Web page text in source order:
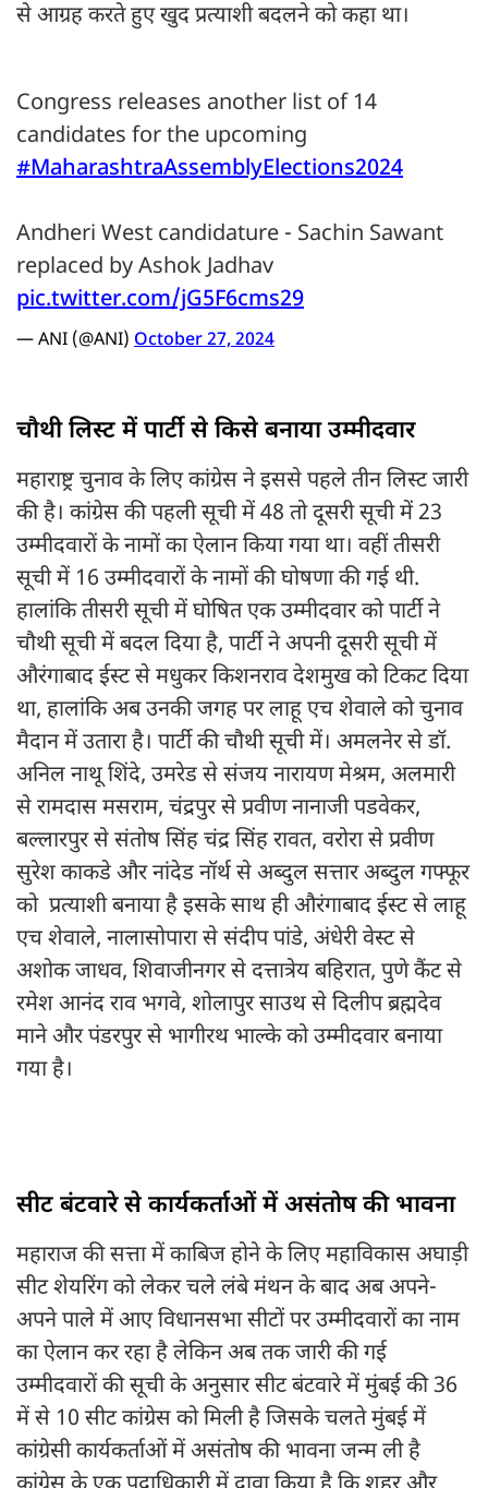
से आग्रह करते हुए खुद प्रत्याशी बदलने को कहा था।
Congress releases another list of 14
candidates for the upcoming
#MaharashtraAssemblyElections2024
Andheri West candidature - Sachin Sawant
replaced by Ashok Jadhav
pic.twitter.com/jG5F6cms29
— ANI (@ANI) October 27, 2024
चौथी लिस्ट में पार्टी से किसे बनाया उम्मीदवार
महाराष्ट्र चुनाव के लिए कांग्रेस ने इससे पहले तीन लिस्ट जारी
की है। कांग्रेस की पहली सूची में 48 तो दूसरी सूची में 23
उम्‍मीदवारों के नामों का ऐलान किया गया था। वहीं तीसरी
सूची में 16 उम्‍मीदवारों के नामों की घोषणा की गई थी.
हालांकि तीसरी सूची में घोषित एक उम्‍मीदवार को पार्टी ने
चौथी सूची में बदल दिया है, पार्टी ने अपनी दूसरी सूची में
औरंगाबाद ईस्‍ट से मधुकर किशनराव देशमुख को टिकट दिया
था, हालांकि अब उनकी जगह पर लाहू एच शेवाले को चुनाव
मैदान में उतारा है। पार्टी की चौथी सूची में। अमलनेर से डॉ.
अनिल नाथू शिंदे, उमरेड से संजय नारायण मेश्रम, अलमारी
से रामदास मसराम, चंद्रपुर से प्रवीण नानाजी पडवेकर,
बल्लारपुर से संतोष सिंह चंद्र सिंह रावत, वरोरा से प्रवीण
सुरेश काकडे और नांदेड नॉर्थ से अब्‍दुल सत्तार अब्‍दुल गफ्फूर
को प्रत्याशी बनाया है इसके साथ ही औरंगाबाद ईस्‍ट से लाहू
एच शेवाले, नालासोपारा से संदीप पांडे, अंधेरी वेस्‍ट से
अशोक जाधव, शिवाजीनगर से दत्तात्रेय बहिरात, पुणे कैंट से
रमेश आनंद राव भगवे, शोलापुर साउथ से दिलीप ब्रह्मदेव
माने और पंडरपुर से भागीरथ भाल्‍के को उम्‍मीदवार बनाया
गया है।
सीट बंटवारे से कार्यकर्ताओं में असंतोष की भावना
महाराज की सत्ता में काबिज होने के लिए महाविकास अघाड़ी
सीट शेयरिंग को लेकर चले लंबे मंथन के बाद अब अपने-
अपने पाले में आए विधानसभा सीटों पर उम्मीदवारों का नाम
का ऐलान कर रहा है लेकिन अब तक जारी की गई
उम्मीदवारों की सूची के अनुसार सीट बंटवारे में मुंबई की 36
में से 10 सीट कांग्रेस को मिली है जिसके चलते मुंबई में
कांग्रेसी कार्यकर्ताओं में असंतोष की भावना जन्म ली है